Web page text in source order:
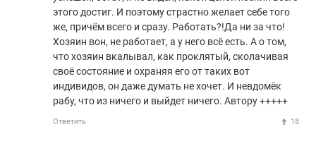
этого достиг. И поэтому страстно желает себе того
же, причём всего и сразу. Работать?!Да ни за что!
Хозяин вон, не работает, а у него всё есть. А о том,
что хозяин вкалывал, как проклятый, сколачивая
своё состояние и охраняя его от таких вот
индивидов, он даже думать не хочет. И невдомёк
рабу, что из ничего и выйдет ничего. Автору +++++
Ответить 18